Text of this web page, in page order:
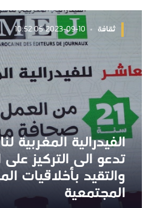
ثقافة 2023-09-10 10:52:05
الفيدرالية
تدعو الى التركيز
والتقيد بأخلاقيات
المجتمعية